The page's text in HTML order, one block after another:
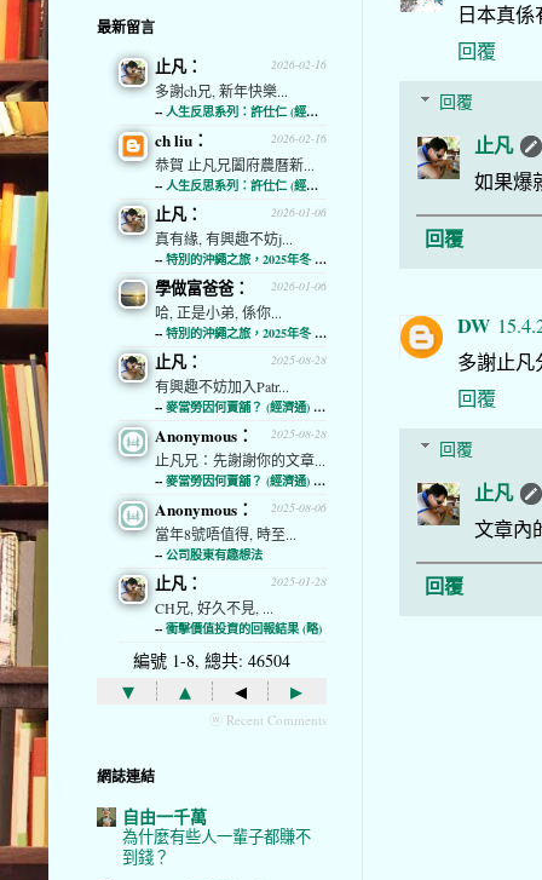
日本真係
回覆
回覆
止凡
如果爆
回覆
DW
多謝止凡
回覆
回覆
止凡
文章內
回覆
最新留言
2026-02-16
止凡：
多謝ch兄, 新年快樂...
-- 人生反思系列：許仕仁 (經濟通)
2026-02-16
ch liu：
恭賀 止凡兄闔府農曆新...
-- 人生反思系列：許仕仁 (經濟通)
2026-01-06
止凡：
真有緣, 有興趣不妨j...
-- 特別的沖繩之旅，2025年冬 (經濟通)
2026-01-06
學做富爸爸：
哈, 正是小弟, 係你...
-- 特別的沖繩之旅，2025年冬 (經濟通)
2025-08-28
止凡：
有興趣不妨加入Patr...
-- 麥當勞因何賣舖？ (經濟通) (略)
2025-08-28
Anonymous：
止凡兄：先謝謝你的文章...
-- 麥當勞因何賣舖？ (經濟通) (略)
2025-08-06
Anonymous：
當年8號唔值得, 時至...
-- 公司股東有趣想法
2025-01-28
止凡：
CH兄, 好久不見, ...
-- 衝擊價值投資的回報結果 (略)
編號 1-8, 總共: 46504
▾ ▴ ◂ ▸
ⓦ Recent Comments
網誌連結
自由一千萬
為什麼有些人一輩子都賺不
到錢？